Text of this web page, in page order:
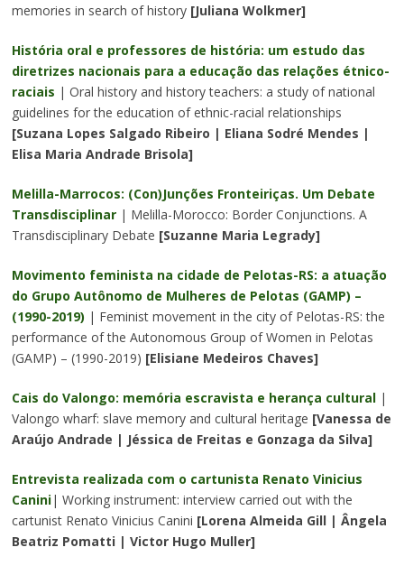
memories in search of history [Juliana Wolkmer]
História oral e professores de história: um estudo das
diretrizes nacionais para a educação das relações étnico-
raciais | Oral history and history teachers: a study of national
guidelines for the education of ethnic-racial relationships
[Suzana Lopes Salgado Ribeiro | Eliana Sodré Mendes |
Elisa Maria Andrade Brisola]
Melilla-Marrocos: (Con)Junções Fronteiriças. Um Debate
Transdisciplinar| Melilla-Morocco: Border Conjunctions. A
Transdisciplinary Debate [Suzanne Maria Legrady]
Movimento feminista na cidade de Pelotas-RS: a atuação
do Grupo Autônomo de Mulheres de Pelotas (GAMP) –
(1990-2019) | Feminist movement in the city of Pelotas-RS: the
performance of the Autonomous Group of Women in Pelotas
(GAMP) – (1990-2019) [Elisiane Medeiros Chaves]
Cais do Valongo: memória escravista e herança cultural |
Valongo wharf: slave memory and cultural heritage [Vanessa de
Araújo Andrade | Jéssica de Freitas e Gonzaga da Silva]
Entrevista realizada com o cartunista Renato Vinicius
Canini| Working instrument: interview carried out with the
cartunist Renato Vinicius Canini [Lorena Almeida Gill | Ângela
Beatriz Pomatti | Victor Hugo Muller]